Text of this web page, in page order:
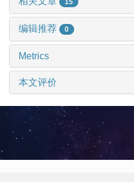
15
编辑推荐 0
Metrics
本文评价